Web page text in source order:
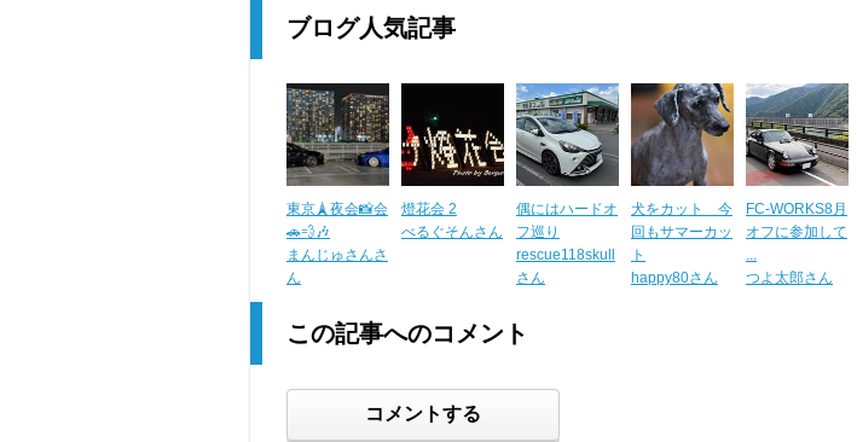
ブログ人気記事
東京🗼夜会📸会
🚗💨🎶
まんじゅさんさ
ん
燈花会 2
べるぐそんさん
偶にはハードオ
フ巡り
rescue118skull
さん
犬をカット 今
回もサマーカッ
ト
happy80さん
FC-WORKS8月
オフに参加して
つよ太郎さん
この記事へのコメント
コメントする